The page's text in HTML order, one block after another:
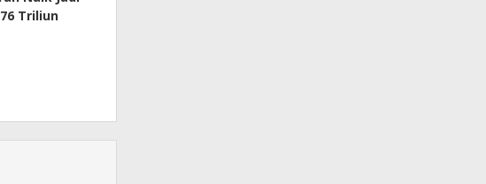
Triliun